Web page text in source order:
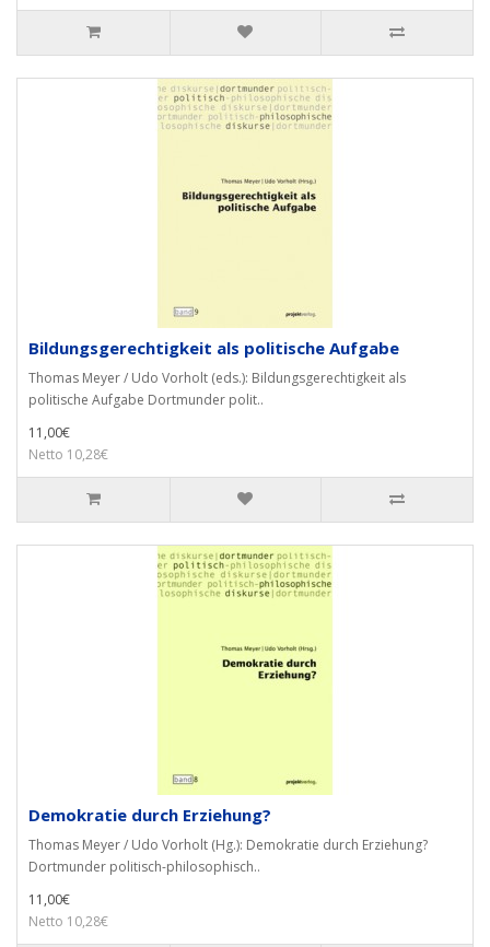
Bildungsgerechtigkeit als politische Aufgabe
Thomas Meyer / Udo Vorholt (eds.): Bildungsgerechtigkeit als
politische Aufgabe Dortmunder polit..
11,00€
Netto 10,28€
Demokratie durch Erziehung?
Thomas Meyer / Udo Vorholt (Hg.): Demokratie durch Erziehung?
Dortmunder politisch-philosophisch..
11,00€
Netto 10,28€